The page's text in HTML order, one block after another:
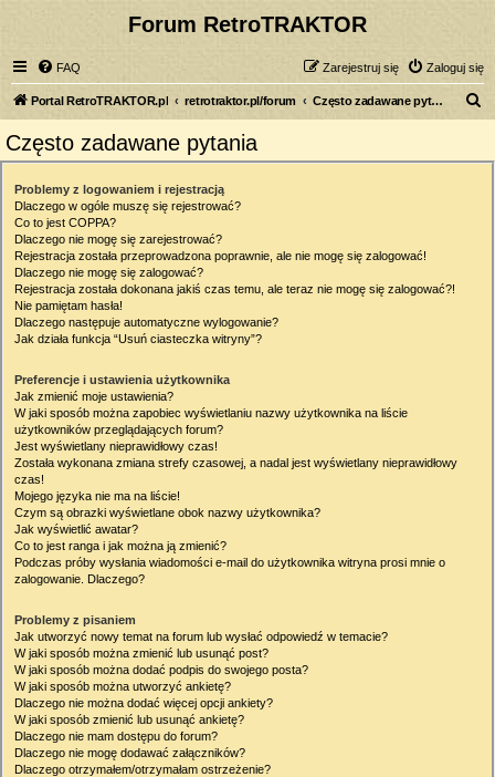
Forum RetroTRAKTOR
FAQ Zaloguj się
Zarejestruj się
Portal RetroTRAKTOR.pl retrotraktor.pl/forum Często zadawane pytania
Często zadawane pytania
Problemy z logowaniem i rejestracją
Dlaczego w ogóle muszę się rejestrować?
Co to jest COPPA?
Dlaczego nie mogę się zarejestrować?
Rejestracja została przeprowadzona poprawnie, ale nie mogę się zalogować!
Dlaczego nie mogę się zalogować?
Rejestracja została dokonana jakiś czas temu, ale teraz nie mogę się zalogować?!
Nie pamiętam hasła!
Dlaczego następuje automatyczne wylogowanie?
Jak działa funkcja “Usuń ciasteczka witryny”?
Preferencje i ustawienia użytkownika
Jak zmienić moje ustawienia?
W jaki sposób można zapobiec wyświetlaniu nazwy użytkownika na liście
użytkowników przeglądających forum?
Jest wyświetlany nieprawidłowy czas!
Została wykonana zmiana strefy czasowej, a nadal jest wyświetlany nieprawidłowy
czas!
Mojego języka nie ma na liście!
Czym są obrazki wyświetlane obok nazwy użytkownika?
Jak wyświetlić awatar?
Co to jest ranga i jak można ją zmienić?
Podczas próby wysłania wiadomości e-mail do użytkownika witryna prosi mnie o
zalogowanie. Dlaczego?
Problemy z pisaniem
Jak utworzyć nowy temat na forum lub wysłać odpowiedź w temacie?
W jaki sposób można zmienić lub usunąć post?
W jaki sposób można dodać podpis do swojego posta?
W jaki sposób można utworzyć ankietę?
Dlaczego nie można dodać więcej opcji ankiety?
W jaki sposób zmienić lub usunąć ankietę?
Dlaczego nie mam dostępu do forum?
Dlaczego nie mogę dodawać załączników?
Dlaczego otrzymałem/otrzymałam ostrzeżenie?